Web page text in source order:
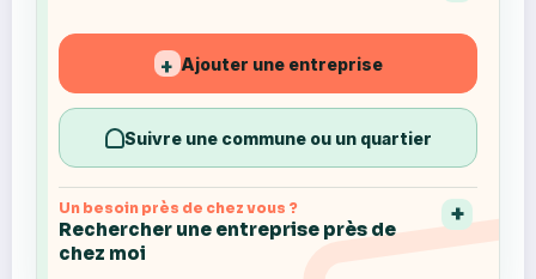
+ Ajouter une entreprise
Suivre une commune ou un quartier
Un besoin près de chez vous ?
Rechercher une entreprise près de
chez moi